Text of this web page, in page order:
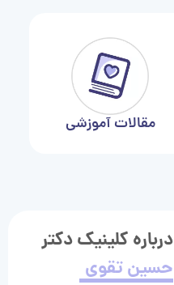
مقالات آموزشی
درباره کلینیک دکتر
حسین تقوی